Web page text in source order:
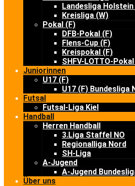
Landesliga Holstein
Kreisliga (W)
Pokal (F)
DFB-Pokal (F)
Flens-Cup (F)
Kreispokal (F)
SHFV-LOTTO-
Juniorinnen
U17 (F)
U17 (F) Bundesliga
Futsal
Futsal-Liga Kiel
Handball
Herren Handball
3.Liga Staffel NO
Regionalliga Nord
SH-Liga
A-Jugend
A-Jugend
Über uns